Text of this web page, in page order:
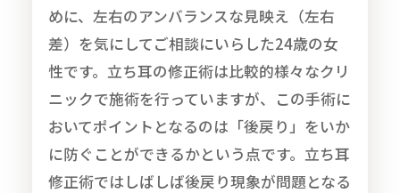
めに、左右のアンバランスな見映え（左右
差）を気にしてご相談にいらした24歳の女
性です。立ち耳の修正術は比較的様々なクリ
ニックで施術を行っていますが、この手術に
おいてポイントとなるのは「後戻り」をいか
に防ぐことができるかという点です。立ち耳
修正術ではしばしば後戻り現象が問題となる